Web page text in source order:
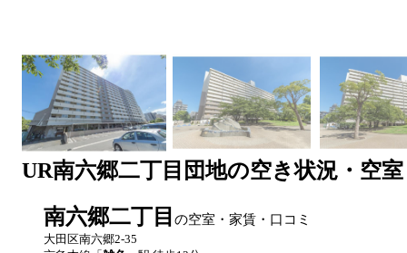
UR南六郷二丁目団地の空き状況・空
南六郷二丁目 の空室・家賃・口コミ
大田区南六郷2-35